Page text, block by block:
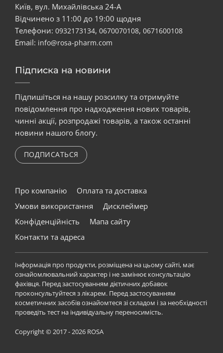
Київ, вул. Михайлівська 24-А
Відчинено з 11:00 до 19:00 щодня
Телефони: 0932173134, 0670070108, 0671600108
Email: info@rosa-pharm.com
Підписка на новини
Підпишіться на нашу розсилку та отримуйте
повідомлення про надходження нових товарів,
чинні акції, розпродажі товарів, а також останні
новини нашого блогу.
ПОДПИСАТЬСЯ
Про компанію
Оплата та доставка
Умови використання
Дисклеймер
Конфіденційність
Мапа сайту
Контакти та адреса
Інформація про продукти, розміщена на цьому сайті, має
ознайомлювальний характер і не замінює консультацію
фахівця. Перед застосуванням дієтичних добавок
проконсультуйтеся з лікарем. Перед застосуванням
косметичних засобів ознайомтеся зі складом і за необхідності
проведіть тест на індивідуальну переносимість.
Copyright © 2017 - 2026 ROSA